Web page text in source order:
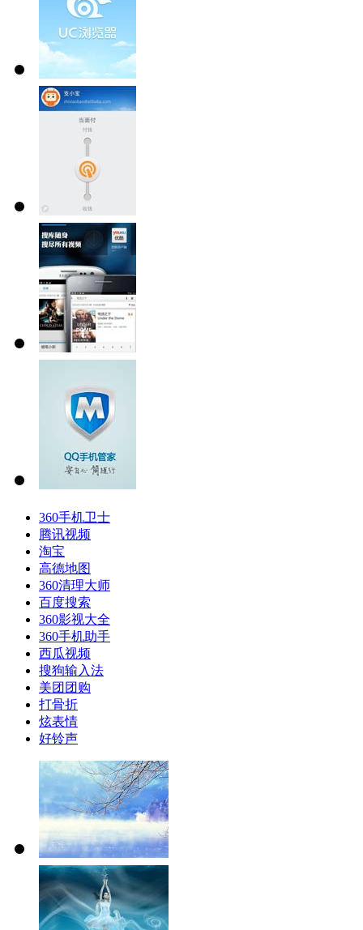
360手机卫士
腾讯视频
淘宝
高德地图
360清理大师
百度搜索
360影视大全
360手机助手
西瓜视频
搜狗输入法
美团团购
打骨折
炫表情
好铃声